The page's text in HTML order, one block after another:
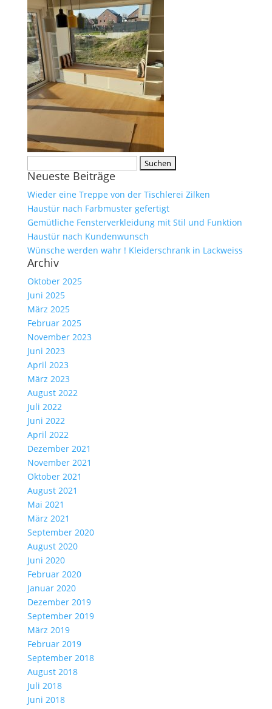
nach:
Neueste Beiträge
Wieder eine Treppe von der Tischlerei Zilken
Haustür nach Farbmuster gefertigt
Gemütliche Fensterverkleidung mit Stil und Funktion
Haustür nach Kundenwunsch
Wünsche werden wahr ! Kleiderschrank in Lackweiss
Archiv
Oktober 2025
Juni 2025
März 2025
Februar 2025
November 2023
Juni 2023
April 2023
März 2023
August 2022
Juli 2022
Juni 2022
April 2022
Dezember 2021
November 2021
Oktober 2021
August 2021
Mai 2021
März 2021
September 2020
August 2020
Juni 2020
Februar 2020
Januar 2020
Dezember 2019
September 2019
März 2019
Februar 2019
September 2018
August 2018
Juli 2018
Juni 2018